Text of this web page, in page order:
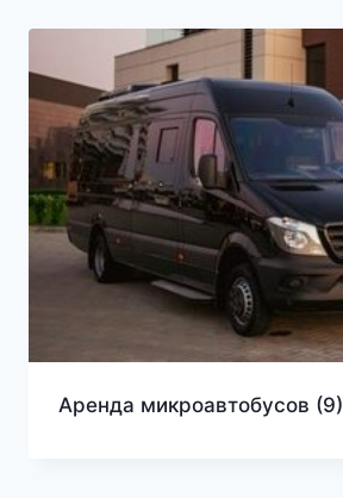
Аренда микроавтобусов (9)